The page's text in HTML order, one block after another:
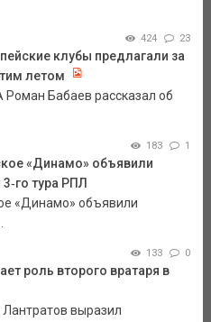
424 23
клубы предлагали за
летом
Бабаев рассказал об
183 1
«Динамо» объявили
тура РПЛ
«Динамо» объявили
133 0
роль второго вратаря в
выразил